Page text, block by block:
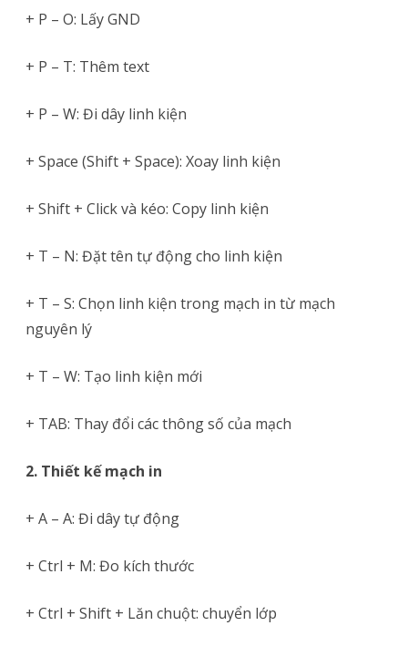
+ P – O: Lấy GND
+ P – T: Thêm text
+ P – W: Đi dây linh kiện
+ Space (Shift + Space): Xoay linh kiện
+ Shift + Click và kéo: Copy linh kiện
+ T – N: Đặt tên tự động cho linh kiện
+ T – S: Chọn linh kiện trong mạch in từ mạch
nguyên lý
+ T – W: Tạo linh kiện mới
+ TAB: Thay đổi các thông số của mạch
2. Thiết kế mạch in
+ A – A: Đi dây tự động
+ Ctrl + M: Đo kích thước
+ Ctrl + Shift + Lăn chuột: chuyển lớp